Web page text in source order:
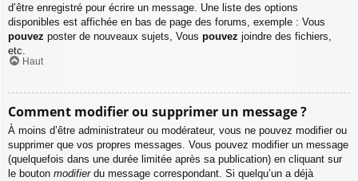
d’être enregistré pour écrire un message. Une liste des options
disponibles est affichée en bas de page des forums, exemple : Vous
pouvez poster de nouveaux sujets, Vous pouvez joindre des fichiers,
etc.
Haut
Comment modifier ou supprimer un message ?
À moins d’être administrateur ou modérateur, vous ne pouvez modifier ou
supprimer que vos propres messages. Vous pouvez modifier un message
(quelquefois dans une durée limitée après sa publication) en cliquant sur
le bouton modifierdu message correspondant. Si quelqu’un a déjà